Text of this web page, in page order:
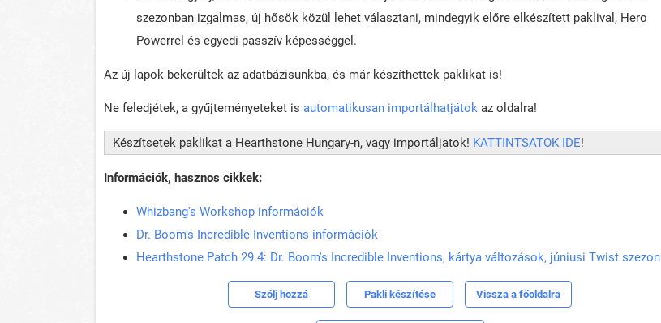
szezonban izgalmas, új hősök közül lehet választani, mindegyik előre elkészített paklival, Hero
Powerrel és egyedi passzív képességgel.
Az új lapok bekerültek az adatbázisunkba, és már készíthettek paklikat is!
Ne feledjétek, a gyűjteményeteket is automatikusan importálhatjátok az oldalra!
Készítsetek paklikat a Hearthstone Hungary-n, vagy importáljatok! KATTINTSATOK IDE!
Információk, hasznos cikkek:
Whizbang's Workshop információk
Dr. Boom's Incredible Inventions információk
Hearthstone Patch 29.4: Dr. Boom's Incredible Inventions, kártya változások, júniusi Twist szezon
Szólj hozzá Pakli készítése Vissza a főoldalra